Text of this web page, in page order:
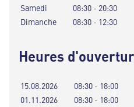
Samedi
08:30 - 20:30
Dimanche
08:30 - 12:30
Heures
15.08.2026
08:30 - 18:00
01.11.2026
08:30 - 18:00